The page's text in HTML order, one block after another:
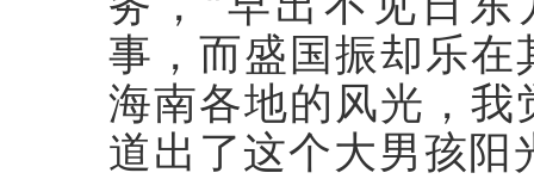
事，而盛国振却乐在
海南各地的风光，我
道出了这个大男孩阳